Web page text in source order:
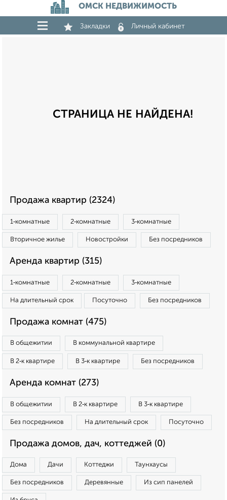
ОМСК НЕДВИЖИМОСТЬ
Закладки Личный кабинет
СТРАНИЦА НЕ НАЙДЕНА!
Продажа квартир (2324)
1‑комнатные 2‑комнатные 3‑комнатные
Вторичное жилье Новостройки Без посредников
Аренда квартир (315)
1‑комнатные 2‑комнатные 3‑комнатные
На длительный срок Посуточно Без посредников
Продажа комнат (475)
В общежитии В коммунальной квартире
В 2‑к квартире В 3‑к квартире Без посредников
Аренда комнат (273)
В общежитии В 2‑к квартире В 3‑к квартире
Без посредников На длительный срок Посуточно
Продажа домов, дач, коттеджей (0)
Дома Дачи Коттеджи Таунхаусы
Без посредников Деревянные Из сип панелей